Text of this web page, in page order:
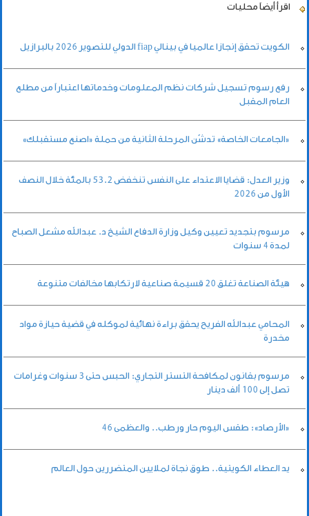
اقرأ أيضاً محليات
الكويت تحقق إنجازا عالميا في بينالي fiap الدولي للتصوير 2026 بالبرازيل
رفع رسوم تسجيل شركات نظم المعلومات وخدماتها اعتباراً من مطلع
العام المقبل
«الجامعات الخاصة» تدشّن المرحلة الثانية من حملة «اصنع مستقبلك»
وزير العدل: قضايا الاعتداء على النفس تنخفض 53.2 بالمئة خلال النصف
الأول من 2026
مرسوم بتجديد تعيين وكيل وزارة الدفاع الشيخ د. عبدالله مشعل الصباح
لمدة 4 سنوات
هيئة الصناعة تغلق 20 قسيمة صناعية لارتكابها مخالفات متنوعة
المحامي عبدالله الفريح يحقق براءة نهائية لموكله في قضية حيازة مواد
مخدرة
مرسوم بقانون لمكافحة التستر التجاري: الحبس حتى 3 سنوات وغرامات
تصل إلى 100 ألف دينار
«الأرصاد»: طقس اليوم حار ورطب.. والعظمى 46
يد العطاء الكويتية.. طوق نجاة لملايين المتضررين حول العالم